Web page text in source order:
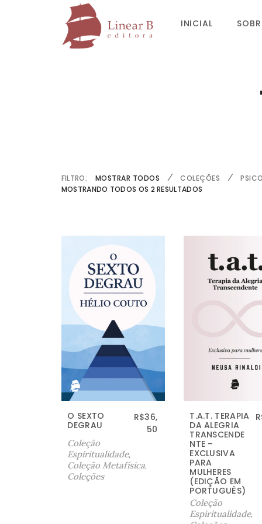
INICIAL
FILTRO: MOSTRAR TODOS COLEÇÕES
MOSTRANDO TODOS OS 2 RESULTADOS
O SEXTO
DEGRAU
R$36,
50
Coleção
Espiritualidade,
Coleção Metafísica,
Coleções
T.A.T. TERAPIA
DA ALEGRIA
TRANSCENDE
NTE –
EXCLUSIVA
PARA
MULHERES
(EDIÇÃO EM
PORTUGUÊS)
Coleção
Espiritualidade,